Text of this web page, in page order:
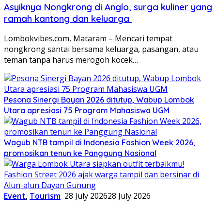
Asyiknya Nongkrong di Anglo, surga kuliner yang
ramah kantong dan keluarga
Lombokvibes.com, Mataram – Mencari tempat
nongkrong santai bersama keluarga, pasangan, atau
teman tanpa harus merogoh kocek…
Pesona Sinergi Bayan 2026 ditutup, Wabup Lombok
Utara apresiasi 75 Program Mahasiswa UGM
Wagub NTB tampil di Indonesia Fashion Week 2026,
promosikan tenun ke Panggung Nasional
Event, Tourism 28 July 202628 July 2026